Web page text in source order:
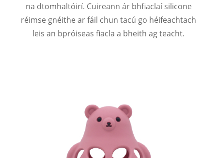
na dtomhaltóirí. Cuireann ár bhfiaclaí silicone
réimse gnéithe ar fáil chun tacú go héifeachtach
leis an bpróiseas fiacla a bheith ag teacht.